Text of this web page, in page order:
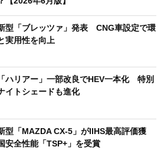
型「ブレッツァ」発表 CNG車設定で環
実用性を向上
ハリアー」一部改良でHEV一本化 特別
イトシェードも進化
型「MAZDA CX-5」がIIHS最高評価獲
全性能「TSP+」を受賞